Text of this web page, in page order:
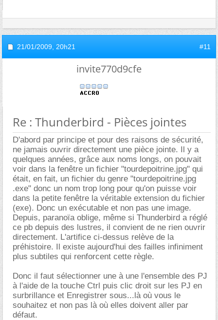
21/01/2009, 20h21 #11
invite770d9cfe
Re : Thunderbird - Pièces jointes
D'abord par principe et pour des raisons de sécurité,
ne jamais ouvrir directement une pièce jointe. Il y a
quelques années, grâce aux noms longs, on pouvait
voir dans la fenêtre un fichier "tourdepoitrine.jpg" qui
était, en fait, un fichier du genre "tourdepoitrine.jpg
.exe" donc un nom trop long pour qu'on puisse voir
dans la petite fenêtre la véritable extension du fichier
(exe). Donc un exécutable et non pas une image.
Depuis, paranoïa oblige, même si Thunderbird a réglé
ce pb depuis des lustres, il convient de ne rien ouvrir
directement. L'artifice ci-dessus relève de la
préhistoire. Il existe aujourd'hui des failles infiniment
plus subtiles qui renforcent cette règle.
Donc il faut sélectionner une à une l'ensemble des PJ
à l'aide de la touche Ctrl puis clic droit sur les PJ en
surbrillance et Enregistrer sous...là où vous le
souhaitez et non pas là où elles doivent aller par
défaut.